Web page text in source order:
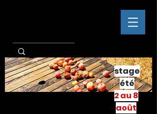
stage
été
2 au 8
août